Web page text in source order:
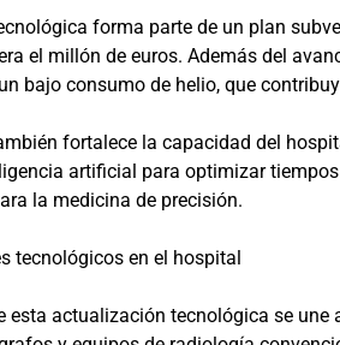
forma parte de un plan
el millón de euros. Además del
bajo consumo de helio, que
fortalece la capacidad del
artificial para optimizar
la medicina de precisión.
tecnológicos en el hospital
esta actualización tecnológica se